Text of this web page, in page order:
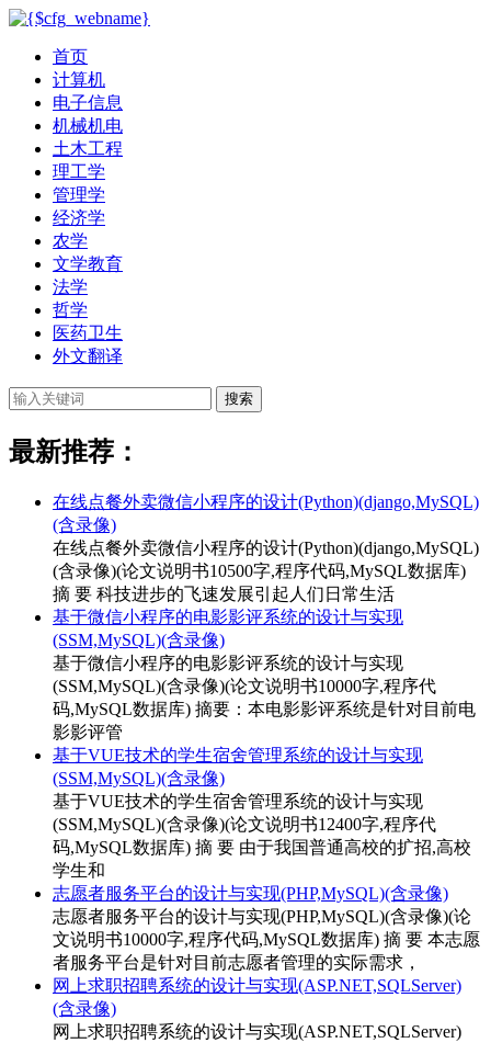
首页
计算机
电子信息
机械机电
土木工程
理工学
管理学
经济学
农学
文学教育
法学
哲学
医药卫生
外文翻译
搜索
最新推荐：
在线点餐外卖微信小程序的设计(Python)(django,MySQL)
(含录像)
在线点餐外卖微信小程序的设计(Python)(django,MySQL)
(含录像)(论文说明书10500字,程序代码,MySQL数据库)
摘 要 科技进步的飞速发展引起人们日常生活
基于微信小程序的电影影评系统的设计与实现
(SSM,MySQL)(含录像)
基于微信小程序的电影影评系统的设计与实现
(SSM,MySQL)(含录像)(论文说明书10000字,程序代
码,MySQL数据库) 摘要：本电影影评系统是针对目前电
影影评管
基于VUE技术的学生宿舍管理系统的设计与实现
(SSM,MySQL)(含录像)
基于VUE技术的学生宿舍管理系统的设计与实现
(SSM,MySQL)(含录像)(论文说明书12400字,程序代
码,MySQL数据库) 摘 要 由于我国普通高校的扩招,高校
学生和
志愿者服务平台的设计与实现(PHP,MySQL)(含录像)
志愿者服务平台的设计与实现(PHP,MySQL)(含录像)(论
文说明书10000字,程序代码,MySQL数据库) 摘 要 本志愿
者服务平台是针对目前志愿者管理的实际需求，
网上求职招聘系统的设计与实现(ASP.NET,SQLServer)
(含录像)
网上求职招聘系统的设计与实现(ASP.NET,SQLServer)